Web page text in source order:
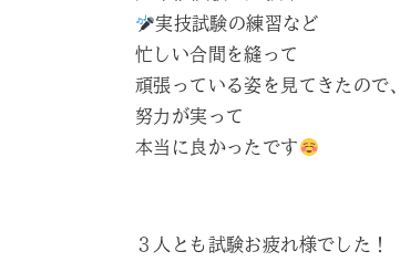
実技試験の練習など
忙しい合間を縫って
頑張っている姿を見てきたので、
努力が実って
本当に良かったです
３人とも試験お疲れ様でした！